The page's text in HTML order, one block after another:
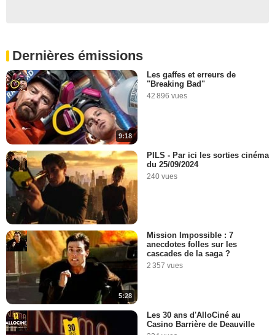
Dernières émissions
9:18
Les gaffes et erreurs de
"Breaking Bad"
42 896 vues
PILS - Par ici les sorties cinéma
du 25/09/2024
240 vues
5:28
Mission Impossible : 7
anecdotes folles sur les
cascades de la saga ?
2 357 vues
Les 30 ans d'AlloCiné au
Casino Barrière de Deauville